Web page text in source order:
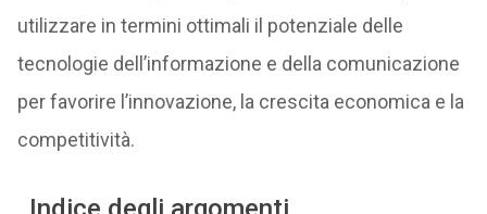
utilizzare in termini ottimali il potenziale delle
tecnologie dell’informazione e della comunicazione
per favorire l’innovazione, la crescita economica e la
competitività.